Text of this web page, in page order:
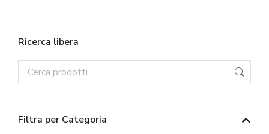
Ricerca libera
Filtra per Categoria